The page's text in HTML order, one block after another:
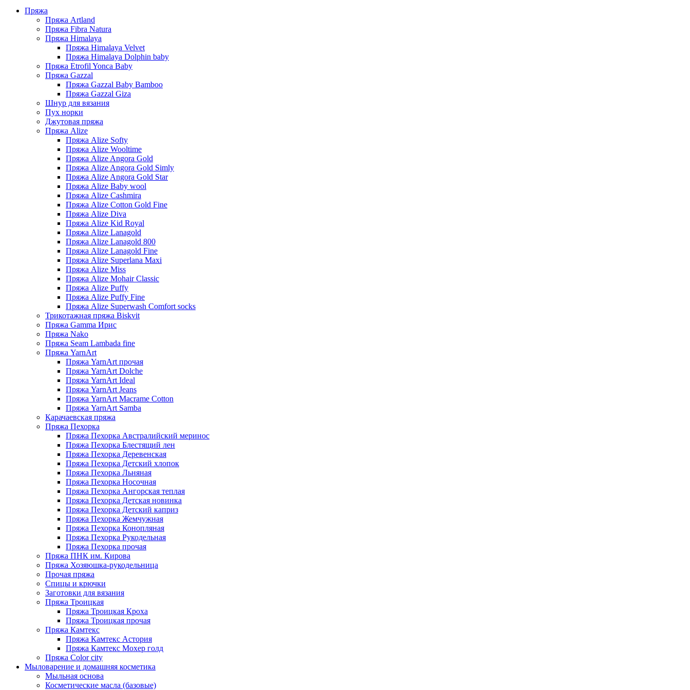
Пряжа
Пряжа Artland
Пряжа Fibra Natura
Пряжа Himalaya
Пряжа Himalaya Velvet
Пряжа Himalaya Dolphin baby
Пряжа Etrofil Yonca Baby
Пряжа Gazzal
Пряжа Gazzal Baby Bamboo
Пряжа Gazzal Giza
Шнур для вязания
Пух норки
Джутовая пряжа
Пряжа Alize
Пряжа Alize Softy
Пряжа Alize Wooltime
Пряжа Alize Angora Gold
Пряжа Alize Angora Gold Simly
Пряжа Alize Angora Gold Star
Пряжа Alize Baby wool
Пряжа Alize Cashmira
Пряжа Alize Cotton Gold Fine
Пряжа Alize Diva
Пряжа Alize Kid Royal
Пряжа Alize Lanagold
Пряжа Alize Lanagold 800
Пряжа Alize Lanagold Fine
Пряжа Alize Superlana Maxi
Пряжа Alize Miss
Пряжа Alize Mohair Classic
Пряжа Alize Puffy
Пряжа Alize Puffy Fine
Пряжа Alize Superwash Comfort socks
Трикотажная пряжа Biskvit
Пряжа Gamma Ирис
Пряжа Nako
Пряжа Seam Lambada fine
Пряжа YarnArt
Пряжа YarnArt прочая
Пряжа YarnArt Dolche
Пряжа YarnArt Ideal
Пряжа YarnArt Jeans
Пряжа YarnArt Macrame Cotton
Пряжа YarnArt Samba
Карачаевская пряжа
Пряжа Пехорка
Пряжа Пехорка Австралийский меринос
Пряжа Пехорка Блестящий лен
Пряжа Пехорка Деревенская
Пряжа Пехорка Детский хлопок
Пряжа Пехорка Льняная
Пряжа Пехорка Носочная
Пряжа Пехорка Ангорская теплая
Пряжа Пехорка Детская новинка
Пряжа Пехорка Детский каприз
Пряжа Пехорка Жемчужная
Пряжа Пехорка Конопляная
Пряжа Пехорка Рукодельная
Пряжа Пехорка прочая
Пряжа ПНК им. Кирова
Пряжа Хозяюшка-рукодельница
Прочая пряжа
Спицы и крючки
Заготовки для вязания
Пряжа Троицкая
Пряжа Троицкая Кроха
Пряжа Троицкая прочая
Пряжа Камтекс
Пряжа Камтекс Астория
Пряжа Камтекс Мохер голд
Пряжа Color city
Мыловарение и домашняя косметика
Мыльная основа
Косметические масла (базовые)